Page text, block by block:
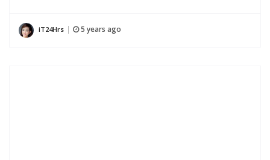
iT24Hrs 5 years ago